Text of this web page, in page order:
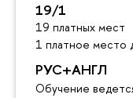
19/1
19 платных мест
1 платное место
РУС+АНГЛ
Обучение